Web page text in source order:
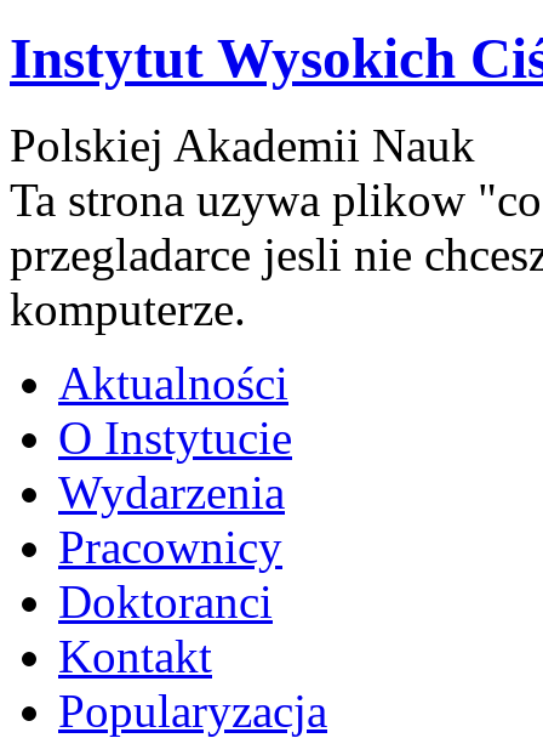
Instytut Wysokich
Polskiej Akademii Nauk
Ta strona uzywa plikow
przegladarce jesli nie
komputerze.
Aktualności
O Instytucie
Wydarzenia
Pracownicy
Doktoranci
Kontakt
Popularyzacja